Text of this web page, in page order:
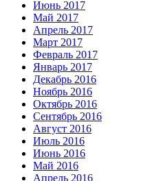
Июнь 2017
Май 2017
Апрель 2017
Март 2017
Февраль 2017
Январь 2017
Декабрь 2016
Ноябрь 2016
Октябрь 2016
Сентябрь 2016
Август 2016
Июль 2016
Июнь 2016
Май 2016
Апрель 2016